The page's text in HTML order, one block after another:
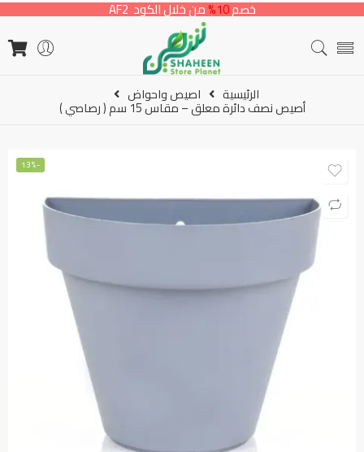
خصم10% من خلال الكود AF2
الرئيسية اصيص واحواض
أصيص نصف دائرة معلق – مقاس 15 سم ( رصاصي )
-13%